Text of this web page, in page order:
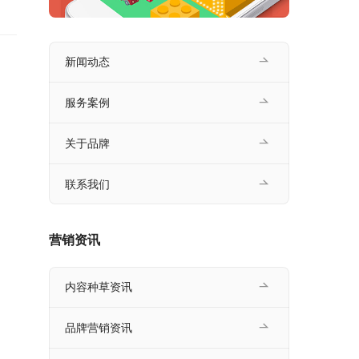
新闻动态
服务案例
关于品牌
联系我们
营销资讯
内容种草资讯
品牌营销资讯